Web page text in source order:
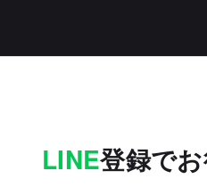
LINE登録で